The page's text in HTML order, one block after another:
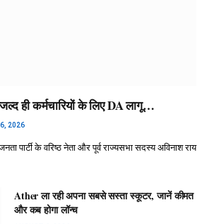
ही कर्मचारियों के लिए DA लागू…
2026
पार्टी के वरिष्ठ नेता और पूर्व राज्यसभा सदस्य अविनाश राय
Ather ला रही अपना सबसे सस्ता स्कूटर, जानें कीमत
और कब होगा लॉन्च